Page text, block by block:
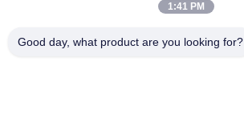
1:41 PM
Good day, what product are you looking for?